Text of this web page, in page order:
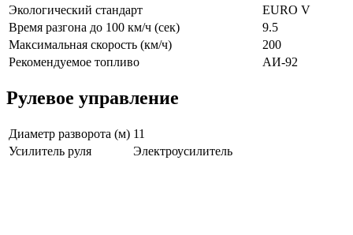
Экологический стандарт
EURO V
Время разгона до 100 км/ч (сек)
9.5
Максимальная скорость (км/ч)
200
Рекомендуемое топливо
АИ-92
Рулевое управление
Диаметр разворота (м) 11
Усилитель руля
Электроусилитель